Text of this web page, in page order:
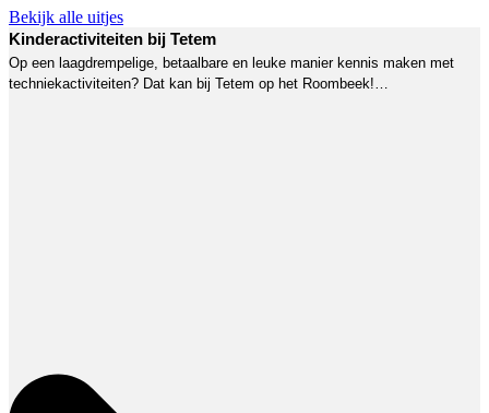
Bekijk alle uitjes
Kinderactiviteiten bij Tetem
Op een laagdrempelige, betaalbare en leuke manier kennis maken met
techniekactiviteiten? Dat kan bij Tetem op het Roombeek!…